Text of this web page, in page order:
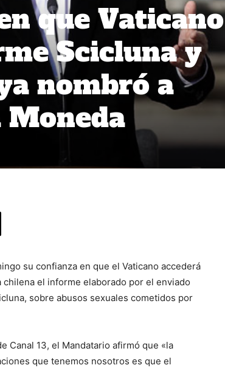
que Vaticano
Scicluna y
nombró a
Moneda
su confianza en que el Vaticano accederá
el informe elaborado por el enviado
sobre abusos sexuales cometidos por
Canal 13, el Mandatario afirmó que «la
que tenemos nosotros es que el